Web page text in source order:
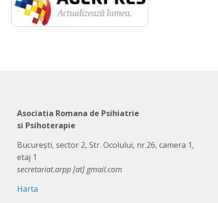
Asociatia Romana de Psihiatrie
si Psihoterapie
București, sector 2, Str. Ocolului, nr.26, camera 1,
etaj 1
secretariat.arpp [at] gmail.com
Harta